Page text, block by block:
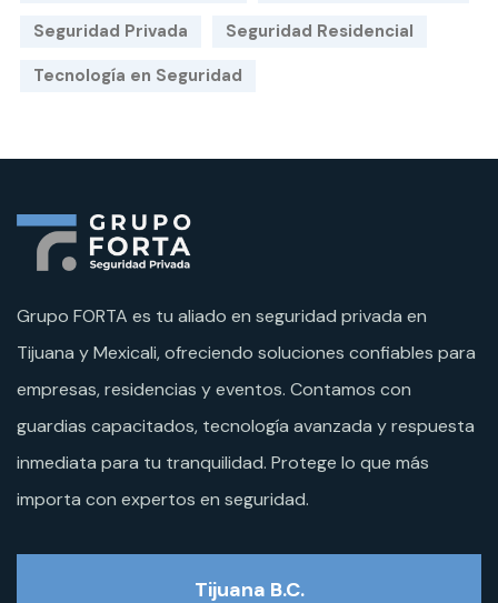
Seguridad Privada
Seguridad Residencial
Tecnología en Seguridad
Grupo FORTA es tu aliado en seguridad privada en
Tijuana y Mexicali, ofreciendo soluciones confiables para
empresas, residencias y eventos. Contamos con
guardias capacitados, tecnología avanzada y respuesta
inmediata para tu tranquilidad. Protege lo que más
importa con expertos en seguridad.
Tijuana B.C.